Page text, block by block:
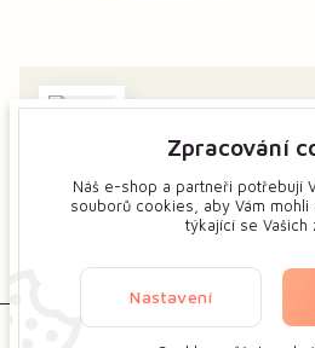
Zajímá vás má tvorba? Dejte mi
Zobrazit na mapě
Zpracování
Náš e-shop a partneři potřebují
souborů cookies, aby Vám
týkající se Vašich
Nastavení